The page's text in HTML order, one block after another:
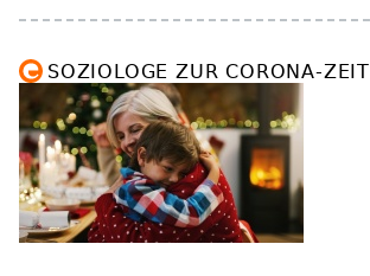
SOZIOLOGE ZUR CORONA-ZEIT